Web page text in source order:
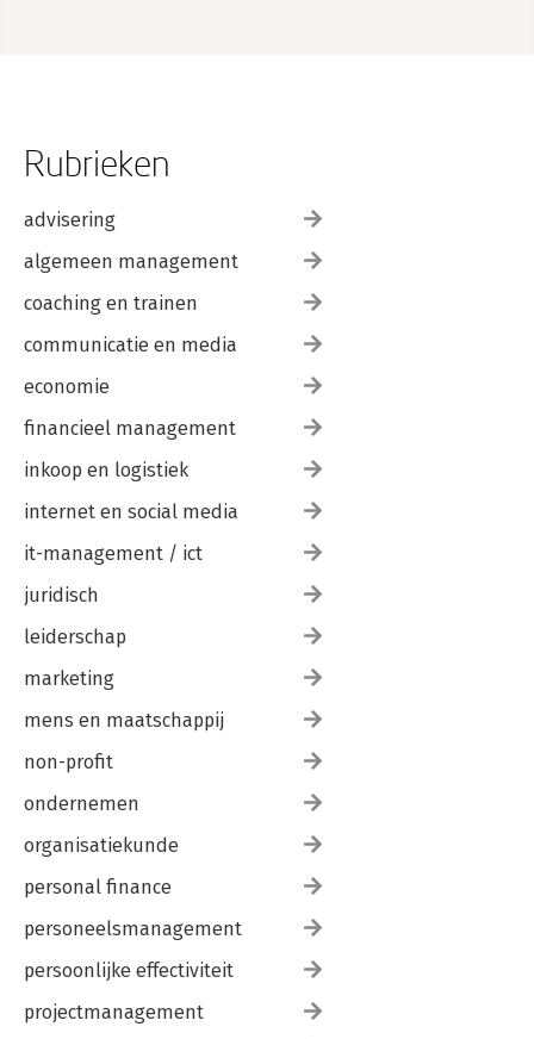
Rubrieken
advisering
algemeen management
coaching en trainen
communicatie en media
economie
financieel management
inkoop en logistiek
internet en social media
it-management / ict
juridisch
leiderschap
marketing
mens en maatschappij
non-profit
ondernemen
organisatiekunde
personal finance
personeelsmanagement
persoonlijke effectiviteit
projectmanagement